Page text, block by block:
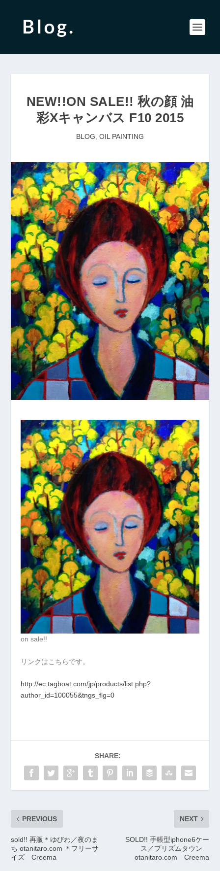
NEW!!ON SALE!! 秋の顔 油
彩Xキャンバス F10 2015
BLOG OIL PAINTING
on sale!!
リンクはこちらです。
http://ec.tagboat.com/jp/products/list.php?
author_id=100055&tngs_flg=0
SHARE:
PREVIOUS
sold!! 再販＊ゆびわ／夜のま
ち otanitaro.com ＊フリーサ
イズ Creema
NEXT
SOLD!! 手帳型iphone6ケー
ス／プリズムタウン
otanitaro.com Creema